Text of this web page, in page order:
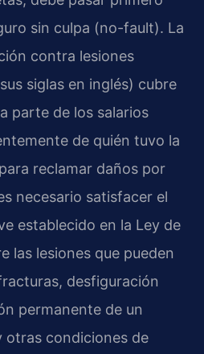
sin culpa (no-fault). La
contra lesiones
siglas en inglés) cubre
parte de los salarios
de quién tuvo la
reclamar daños por
necesario satisfacer el
establecido en la Ley de
las lesiones que pueden
desfiguración
permanente de un
otras condiciones de